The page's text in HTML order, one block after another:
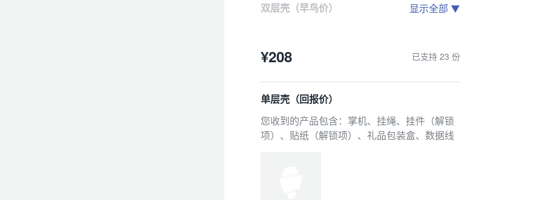
双层壳（早鸟价）
预计回报发放时间 2026年06月内
显示全部
¥208 已支持 23 份
单层壳（回报价）
您收到的产品包含：掌机、挂绳、挂件（解锁
项）、贴纸（解锁项）、礼品包装盒、数据线